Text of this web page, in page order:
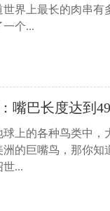
世界上最长的肉串有
一个...
嘴巴长度达到
球上的各种鸟类中，
洲的巨嘴鸟，那你知
世...